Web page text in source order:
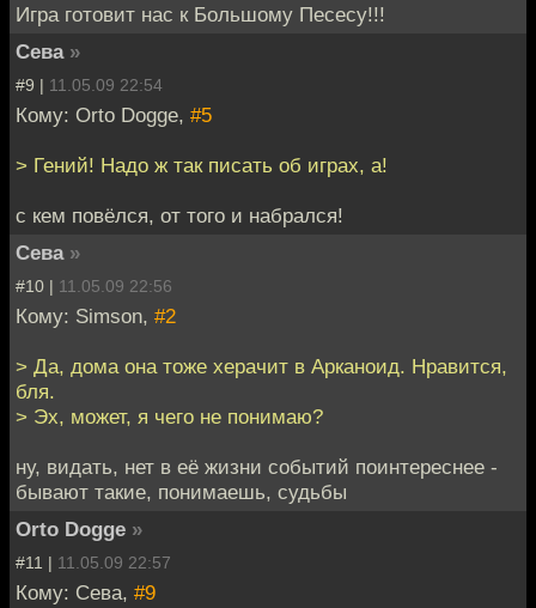
Игра готовит нас к Большому Песесу!!!
Сева »
#9 | 11.05.09 22:54
Кому: Orto Dogge, #5
> Гений! Надо ж так писать об играх, а!
с кем повёлся, от того и набрался!
Сева »
#10 | 11.05.09 22:56
Кому: Simson, #2
> Да, дома она тоже херачит в Арканоид. Нравится,
бля.
> Эх, может, я чего не понимаю?
ну, видать, нет в её жизни событий поинтереснее -
бывают такие, понимаешь, судьбы
Orto Dogge »
#11 | 11.05.09 22:57
Кому: Сева, #9